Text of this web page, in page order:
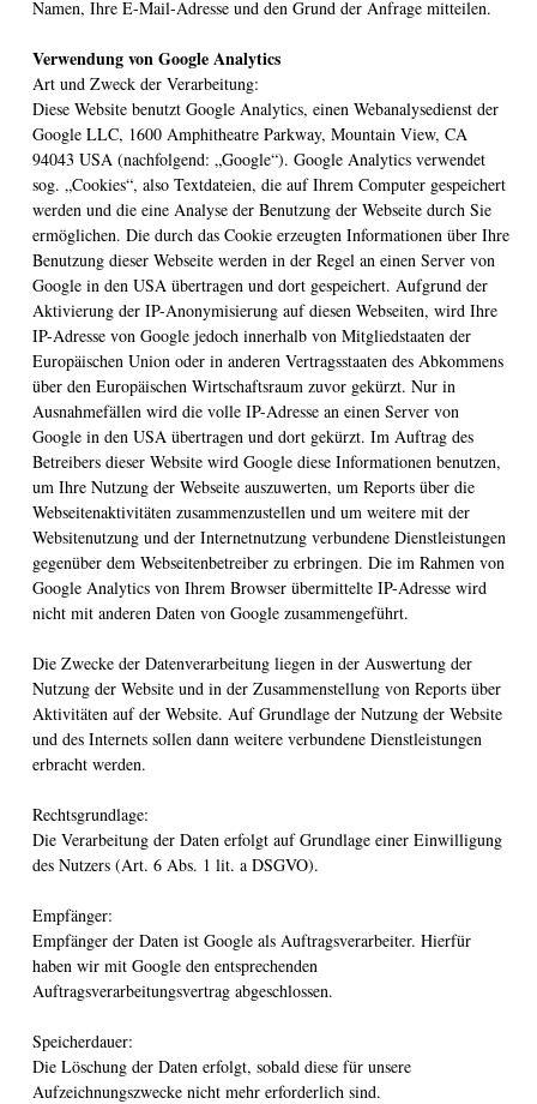
Namen, Ihre E-Mail-Adresse und den Grund der Anfrage mitteilen.
Verwendung von Google Analytics
Art und Zweck der Verarbeitung:
Diese Website benutzt Google Analytics, einen Webanalysedienst der
Google LLC, 1600 Amphitheatre Parkway, Mountain View, CA
94043 USA (nachfolgend: „Google“). Google Analytics verwendet
sog. „Cookies“, also Textdateien, die auf Ihrem Computer gespeichert
werden und die eine Analyse der Benutzung der Webseite durch Sie
ermöglichen. Die durch das Cookie erzeugten Informationen über Ihre
Benutzung dieser Webseite werden in der Regel an einen Server von
Google in den USA übertragen und dort gespeichert. Aufgrund der
Aktivierung der IP-Anonymisierung auf diesen Webseiten, wird Ihre
IP-Adresse von Google jedoch innerhalb von Mitgliedstaaten der
Europäischen Union oder in anderen Vertragsstaaten des Abkommens
über den Europäischen Wirtschaftsraum zuvor gekürzt. Nur in
Ausnahmefällen wird die volle IP-Adresse an einen Server von
Google in den USA übertragen und dort gekürzt. Im Auftrag des
Betreibers dieser Website wird Google diese Informationen benutzen,
um Ihre Nutzung der Webseite auszuwerten, um Reports über die
Webseitenaktivitäten zusammenzustellen und um weitere mit der
Websitenutzung und der Internetnutzung verbundene Dienstleistungen
gegenüber dem Webseitenbetreiber zu erbringen. Die im Rahmen von
Google Analytics von Ihrem Browser übermittelte IP-Adresse wird
nicht mit anderen Daten von Google zusammengeführt.
Die Zwecke der Datenverarbeitung liegen in der Auswertung der
Nutzung der Website und in der Zusammenstellung von Reports über
Aktivitäten auf der Website. Auf Grundlage der Nutzung der Website
und des Internets sollen dann weitere verbundene Dienstleistungen
erbracht werden.
Rechtsgrundlage:
Die Verarbeitung der Daten erfolgt auf Grundlage einer Einwilligung
des Nutzers (Art. 6 Abs. 1 lit. a DSGVO).
Empfänger:
Empfänger der Daten ist Google als Auftragsverarbeiter. Hierfür
haben wir mit Google den entsprechenden
Auftragsverarbeitungsvertrag abgeschlossen.
Speicherdauer:
Die Löschung der Daten erfolgt, sobald diese für unsere
Aufzeichnungszwecke nicht mehr erforderlich sind.